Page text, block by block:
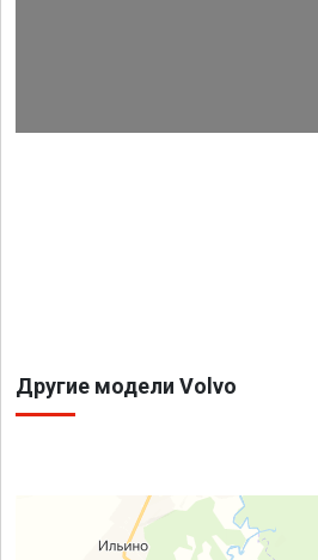
Другие модели Volvo